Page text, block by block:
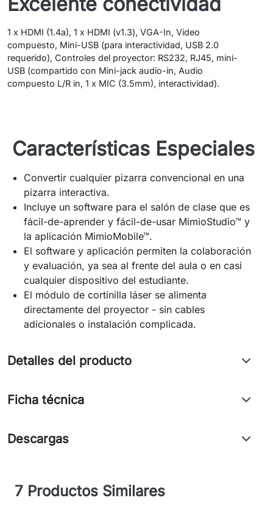
1 x HDMI (1.4a), 1 x HDMI (v1.3), VGA-In, Video
compuesto, Mini-USB (para interactividad, USB 2.0
requerido), Controles del proyector: RS232, RJ45, mini-
USB (compartido con Mini-jack audio-in, Audio
compuesto L/R in, 1 x MIC (3.5mm), interactividad).
Características Especiales
Convertir cualquier pizarra convencional en una
pizarra interactiva.
Incluye un software para el salón de clase que es
fácil-de-aprender y fácil-de-usar MimioStudio™ y
la aplicación MimioMobile™.
El software y aplicación permiten la colaboración
y evaluación, ya sea al frente del aula o en casi
cualquier dispositivo del estudiante.
El módulo de cortinilla láser se alimenta
directamente del proyector - sin cables
adicionales o instalación complicada.
Detalles del producto
Ficha técnica
Descargas
7 Productos Similares